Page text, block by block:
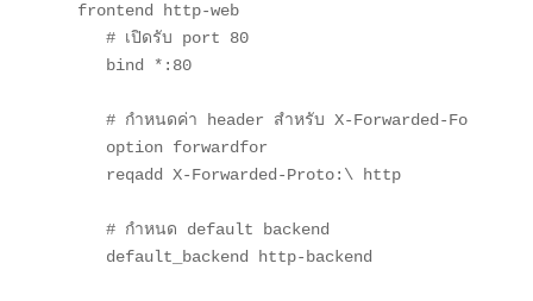
frontend http-web
# เปิดรับ port 80
bind *:80
# กำหนดค่า header สำหรับ X-Forwarded-For
option forwardfor
reqadd X-Forwarded-Proto:\ http
# กำหนด default backend
default_backend http-backend